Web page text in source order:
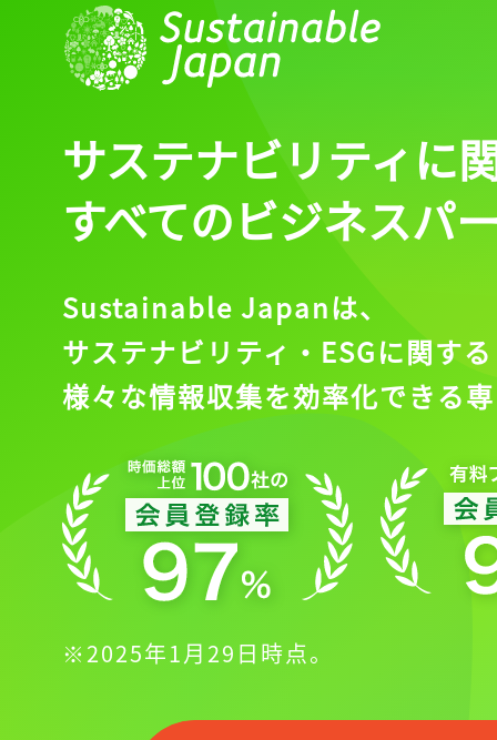
サステナビリティに
すべてのビジネスパ
Sustainable Japanは、
サステナビリティ・ESGに関する
様々な情報収集を効率化できる
※2025年1月29日時点。